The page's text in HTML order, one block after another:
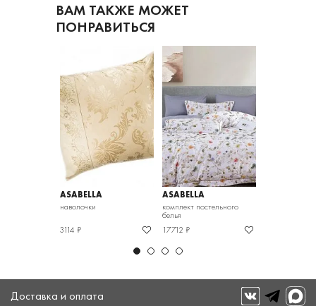
ВАМ ТАКЖЕ МОЖЕТ
ПОНРАВИТЬСЯ
ASABELLA
наволочки
3114 ₽
ASABELLA
комплект постельного
белья
17712 ₽
Доставка и оплата